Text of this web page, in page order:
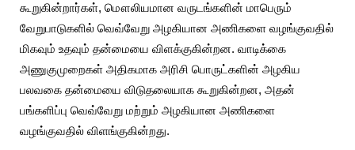
கூறுகின்றார்கள், மௌலியமான வருடங்களின் மாபெரும்
வேறுபாடுகளில் வெவ்வேறு அழகியான அணிகளை வழங்குவதில்
மிகவும் உதவும் தன்மையை விளக்குகின்றன. வாடிக்கை
அணுகுமுறைகள் அதிகமாக அரிசி பொருட்களின் அழகிய
பலவகை தன்மையை விடுதலையாக கூறுகின்றன, அதன்
பங்களிப்பு வெவ்வேறு மற்றும் அழகியான அணிகளை
வழங்குவதில் விளங்குகின்றது.